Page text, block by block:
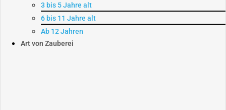
3 bis 5 Jahre alt
6 bis 11 Jahre alt
Ab 12 Jahren
Art von Zauberei